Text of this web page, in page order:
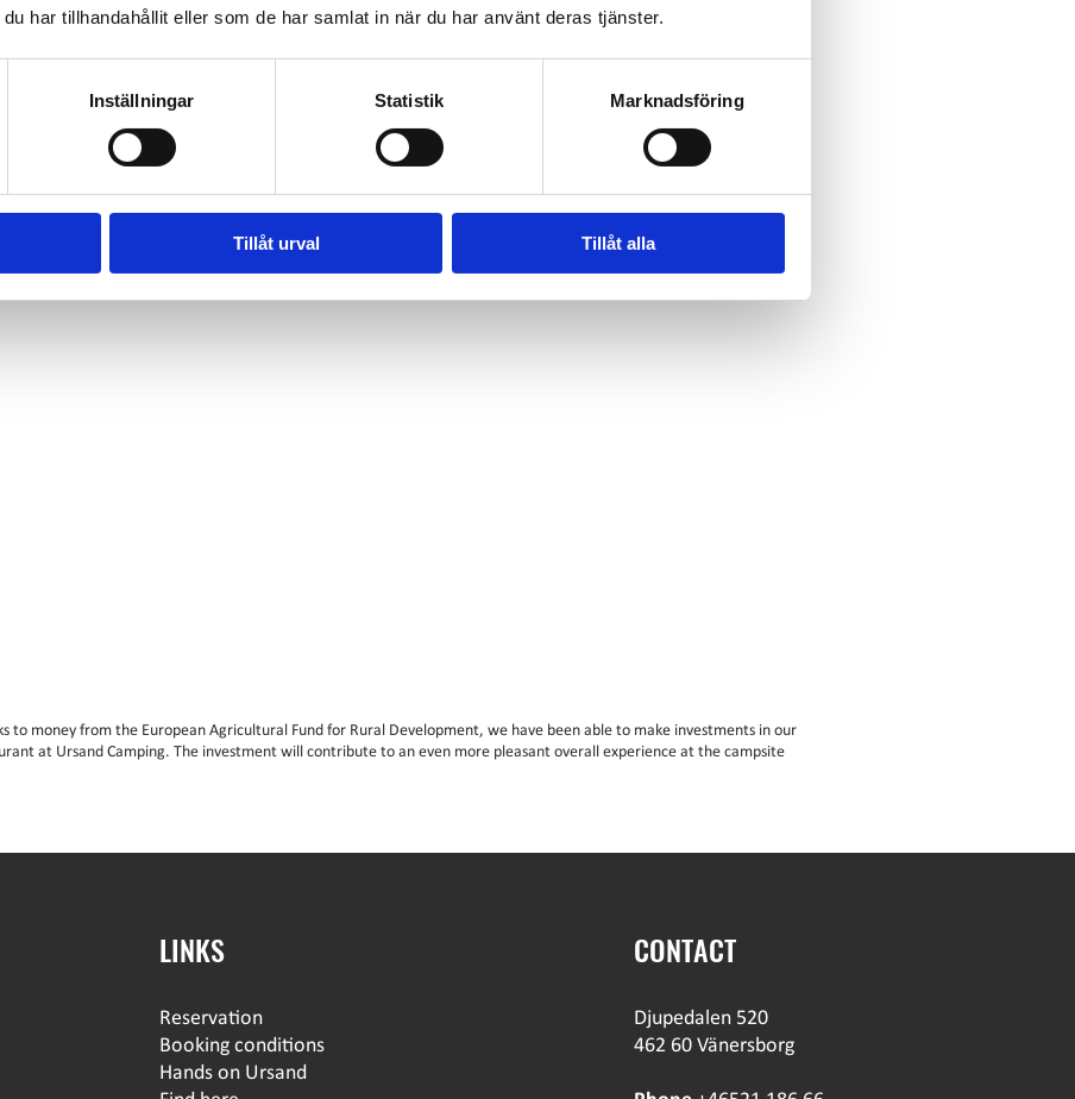
har tillhandahållit eller som de har samlat in när du har använt deras tjänster.
Inställningar Statistik Marknadsföring
Tillåt urval Tillåt alla
to money from the European Agricultural Fund for Rural Development, we have been able to make investments in our
at Ursand Camping. The investment will contribute to an even more pleasant overall experience at the campsite
LINKS
Reservation
Booking conditions
Hands on Ursand
CONTACT
Djupedalen 520
462 60 Vänersborg